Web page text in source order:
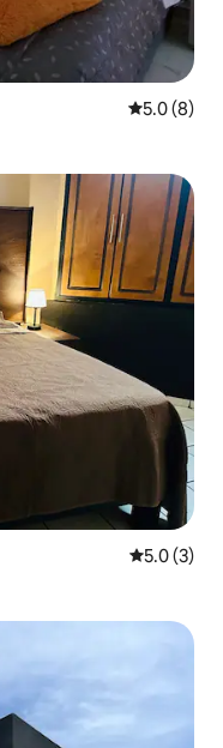
從 8 則評
5.0 (8)
從 3 則評
5.0 (3)